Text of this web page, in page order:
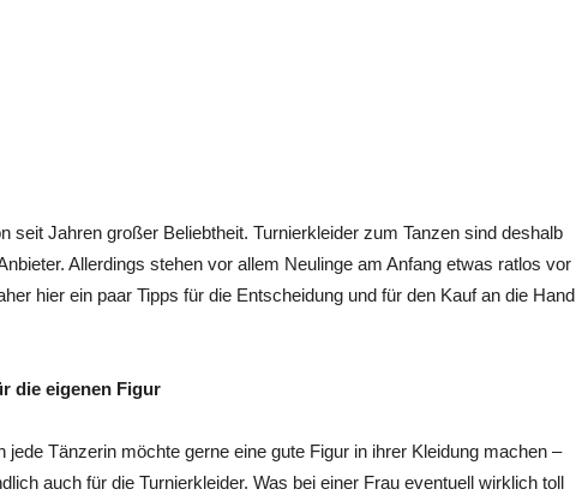
seit Jahren großer Beliebtheit. Turnierkleider zum Tanzen sind deshalb
Allerdings stehen vor allem Neulinge am Anfang etwas ratlos vor
hier ein paar Tipps für die Entscheidung und für den Kauf an die Hand
die eigenen Figur
jede Tänzerin möchte gerne eine gute Figur in ihrer Kleidung machen –
auch für die Turnierkleider. Was bei einer Frau eventuell wirklich toll